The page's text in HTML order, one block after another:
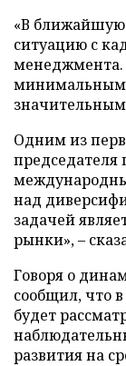
«В ближайшую
ситуацию с
менеджмента.
Одним из
председателя
над
задачей
рынки», –
Говоря о
сообщил, что
будет
развития на